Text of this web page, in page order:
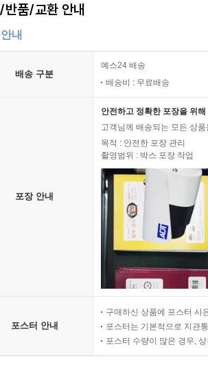
반품/교환 안내
내
배송 구분
예스24 배송
배송비 : 무료배송
포장 안내
안전하고 정확한 포장을 위
고객님께 배송되는 모든 상
목적 : 안전한 포장 관리
촬영범위 : 박스 포장 작업
포스터 안내
구매하신 상품에 포스터 사
포스터는 기본적으로 지관
포스터 수량이 많은 경우,